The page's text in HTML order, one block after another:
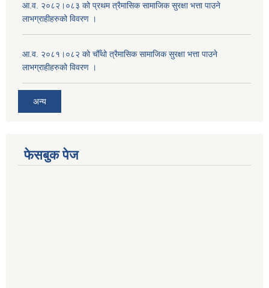
आ.व. २०८२।०८३ को प्रथम त्रैमासिक सामाजिक सुरक्षा भत्ता पाउने
लाभग्राहीहरुको विवरण ।
आ.व. २०८१।०८२ को चौँथो त्रैमासिक सामाजिक सुरक्षा भत्ता पाउने
लाभग्राहीहरुको विवरण ।
अन्य
फेसबुक पेज